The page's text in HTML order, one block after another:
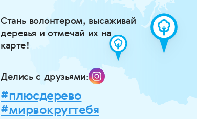
Стань волонтером, высаживай
деревья и отмечай их на
карте!
Делись с друзьями:
#плюсдерево
#мирвокругтебя